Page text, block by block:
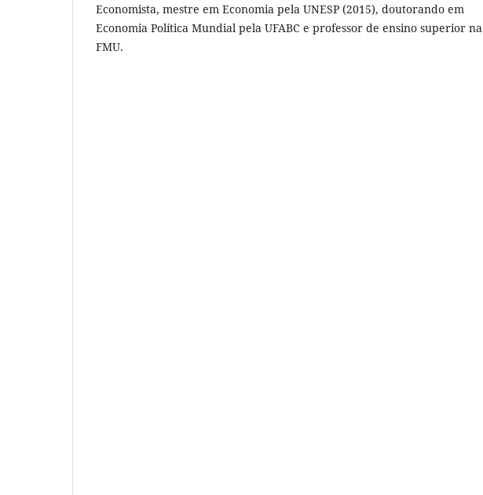
Economista, mestre em Economia pela UNESP (2015), doutorando em
Economia Política Mundial pela UFABC e professor de ensino superior na
FMU.